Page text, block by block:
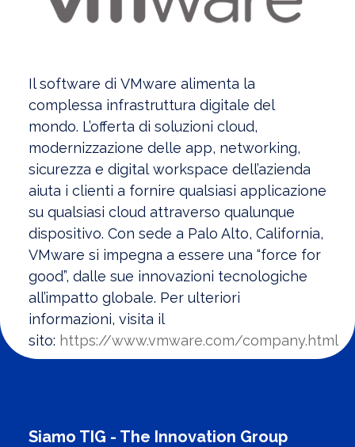
Il software di VMware alimenta la
complessa infrastruttura digitale del
mondo. L’offerta di soluzioni cloud,
modernizzazione delle app, networking,
sicurezza e digital workspace dell’azienda
aiuta i clienti a fornire qualsiasi applicazione
su qualsiasi cloud attraverso qualunque
dispositivo. Con sede a Palo Alto, California,
VMware si impegna a essere una “force for
good”, dalle sue innovazioni tecnologiche
all’impatto globale. Per ulteriori
informazioni, visita il
sito: https://www.vmware.com/company.html
Siamo TIG - The Innovation Group